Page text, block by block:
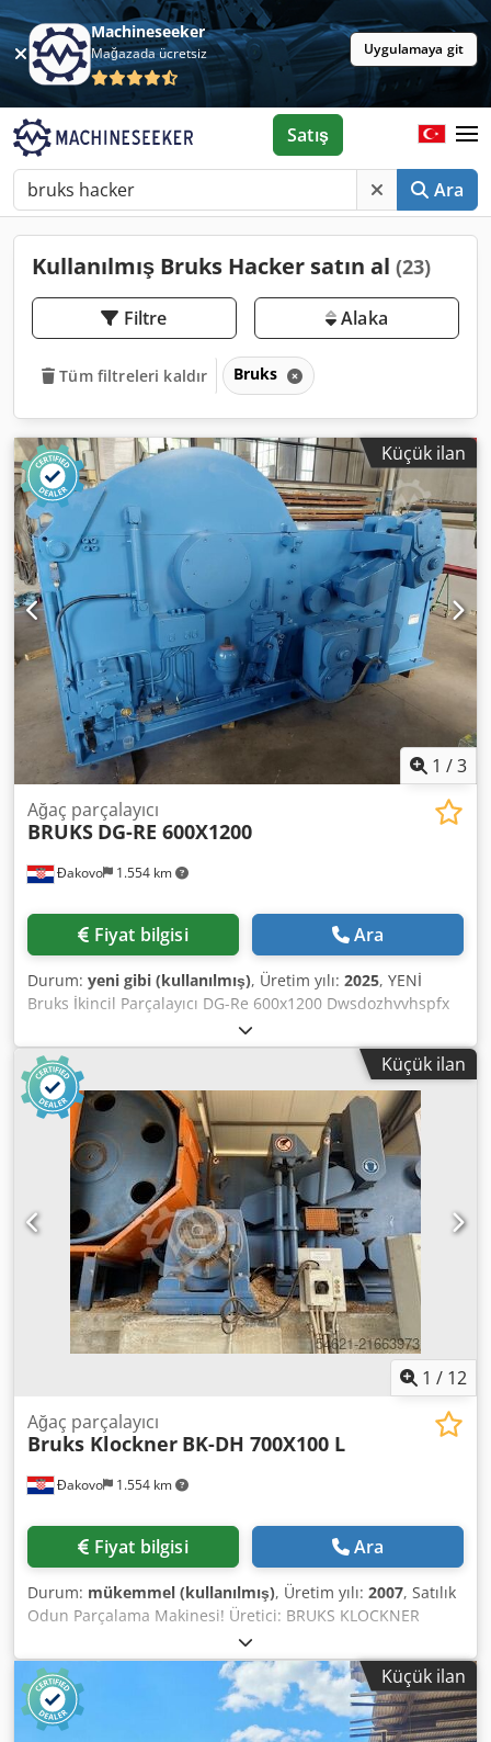
Machineseeker
Mağazada ücretsiz Uygulamaya git
Ara
Satış
Kullanılmış Bruks Hacker satın al (23)
Filtre Alaka
Tüm filtreleri kaldır Bruks
Küçük ilan
1 /3
Đakovo 1.554 km
Ağaç parçalayıcı
BRUKS DG-RE 600X1200
Fiyat bilgisi Ara
Durum: yeni gibi (kullanılmış), Üretim yılı: 2025, YENİ
Bruks İkincil Parçalayıcı DG-Re 600x1200 Dwsdozhvvhspfx
Adxsa Kapasite: rm/h Motor gücü: 315 kW Rotor çapı: 1300
mm Rotor hızı: 530 devir/dakika Parçalama bıçak sayısı: 8
Karşı bıçak sayısı: 1 Parçalama uzunluğu: < 10 mm Elek
delikleri: R 680 mm x Qv 14/22 mm Vibrasyonlu konveyör
Küçük ilan
1 / 12
Đakovo 1.554 km
Ağaç parçalayıcı
Bruks Klockner BK-DH 700X100 L
Fiyat bilgisi Ara
Durum: mükemmel (kullanılmış), Üretim yılı: 2007, Satılık
Odun Parçalama Makinesi! Üretici: BRUKS KLOCKNER
Model: BK-DH 700X100 L Dwjdpjyzfigsfx Adxsa Güç: 2x500
kW elektrik motoru Giriş Ölçüsü: 700x100 mm Bıçak Sayısı:
6 Ağırlık: 46 ton Ekipman şunları içermektedir: - 10 m giriş
konveyörü - Metal dedektörü - Parçalama ünitesi - Çıkış
konveyörü - Elektrik panosu - Kumanda paneli
Küçük ilan